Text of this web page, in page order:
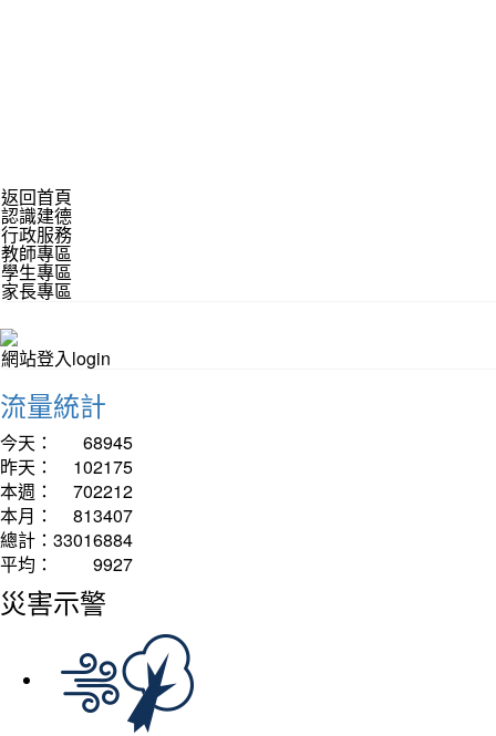
返回首頁
認識建德
行政服務
教師專區
學生專區
家長專區
網站登入login
流量統計
今天：
68945
昨天：
102175
本週：
702212
本月：
813407
總計： 33016884
平均：
9927
災害示警